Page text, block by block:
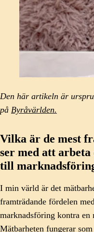
Den här artikeln är
på Byråvärlden.
Vilka är de mest
ser med att
till
I min värld är det
framträdande fördelen
marknadsföring kontra
Mätbarheten fungerar